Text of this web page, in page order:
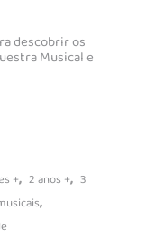
descobrir os
Musical e
+, 2 anos +, 3
,